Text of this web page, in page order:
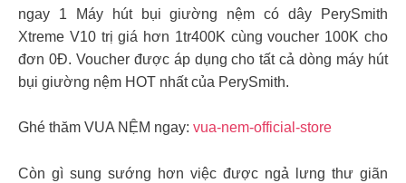
ngay 1 Máy hút bụi giường nệm có dây PerySmith
Xtreme V10 trị giá hơn 1tr400K cùng voucher 100K cho
đơn 0Đ. Voucher được áp dụng cho tất cả dòng máy hút
bụi giường nệm HOT nhất của PerySmith.
Ghé thăm VUA NỆM ngay: vua-nem-official-store
Còn gì sung sướng hơn việc được ngả lưng thư giãn